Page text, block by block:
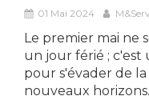
01 Mai 2024
Le premier mai ne
un jour férié ;
pour s'évader de
nouveaux horizons.